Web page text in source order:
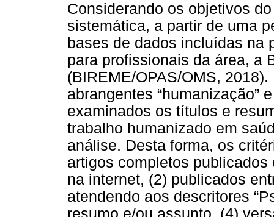
Considerando os objetivos
sistemática, a partir de uma
bases de dados incluídas na
para profissionais da área, a
(BIREME/OPAS/OMS,
abrangentes “humanização”
examinados os títulos e
trabalho humanizado em
análise. Desta forma, os
artigos completos
na internet, (2) publicados
atendendo aos descritores